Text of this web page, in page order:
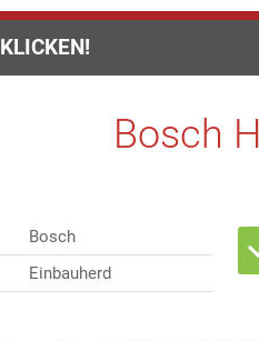
Bosch
Bosch
Einbauherd